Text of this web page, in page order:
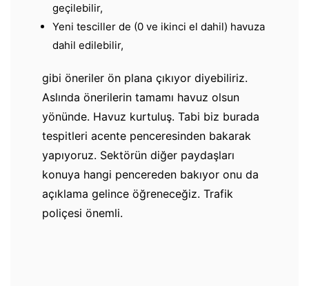
geçilebilir,
Yeni tesciller de (0 ve ikinci el dahil) havuza
dahil edilebilir,
gibi öneriler ön plana çıkıyor diyebiliriz.
Aslında önerilerin tamamı havuz olsun
yönünde. Havuz kurtuluş. Tabi biz burada
tespitleri acente penceresinden bakarak
yapıyoruz. Sektörün diğer paydaşları
konuya hangi pencereden bakıyor onu da
açıklama gelince öğreneceğiz. Trafik
poliçesi önemli.